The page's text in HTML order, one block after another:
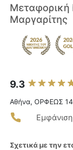
Μεταφορική
Μαργαρίτης
9.3
Αθήνα, ΟΡΦΕΩΣ
Σχετικά με την